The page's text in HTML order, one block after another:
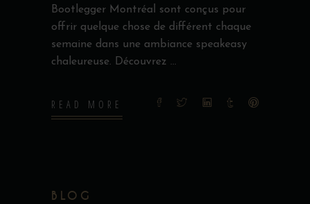
Bootlegger Montréal sont conçus pour
offrir quelque chose de différent chaque
semaine dans une ambiance speakeasy
chaleureuse. Découvrez
READ MORE
BLOG